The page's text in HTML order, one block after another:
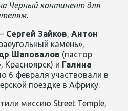
Черный континент для
Сергей Зайков, Антон
камень»,
Шаповалов (пастор
Красноярск) и Галина
6 февраля участвовали в
поездке в Африку.
миссию Street Temple,